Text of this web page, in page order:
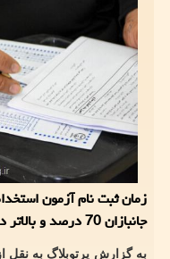
زمان ثبت نام آزمون
جانبازان 70 درصد و بالاتر در دستگاهها اجرائی کشور تمدید گردید.
به گزارش پرتوبلاگ به نقل